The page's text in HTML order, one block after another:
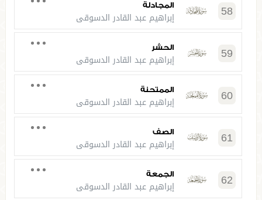
58 المجادلة
إبراهيم عبد القادر الدسوقي
59 الحشر
إبراهيم عبد القادر الدسوقي
60 الممتحنة
إبراهيم عبد القادر الدسوقي
61 الصف
إبراهيم عبد القادر الدسوقي
62 الجمعة
إبراهيم عبد القادر الدسوقي